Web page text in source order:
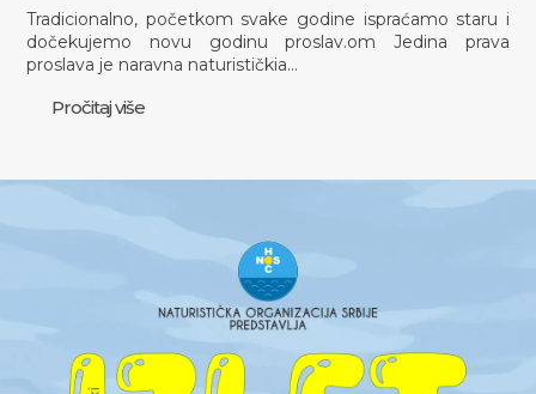
Tradicionalno, početkom svake godine ispraćamo staru i
dočekujemo novu godinu proslav.om Jedina prava
proslava je naravna naturističkia…
Pročitaj više